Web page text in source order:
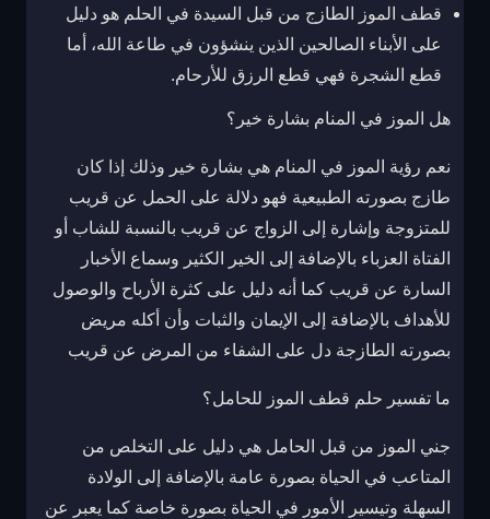
قطف الموز الطازج من قبل السيدة في الحلم هو دليل
على الأبناء الصالحين الذين ينشؤون في طاعة الله، أما
قطع الشجرة فهي قطع الرزق للأرحام.
هل الموز في المنام بشارة خير؟
نعم رؤية الموز في المنام هي بشارة خير وذلك إذا كان
طازج بصورته الطبيعية فهو دلالة على الحمل عن قريب
للمتزوجة وإشارة إلى الزواج عن قريب بالنسبة للشاب أو
الفتاة العزباء بالإضافة إلى الخير الكثير وسماع الأخبار
السارة عن قريب كما أنه دليل على كثرة الأرباح والوصول
للأهداف بالإضافة إلى الإيمان والثبات وأن أكله مريض
بصورته الطازجة دل على الشفاء من المرض عن قريب
ما تفسير حلم قطف الموز للحامل؟
جني الموز من قبل الحامل هي دليل على التخلص من
المتاعب في الحياة بصورة عامة بالإضافة إلى الولادة
السهلة وتيسير الأمور في الحياة بصورة خاصة كما يعبر عن